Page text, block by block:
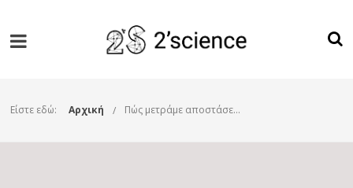
Είστε εδώ: Αρχική Πώς μετράμε αποστάσεις στο Σύμπαν;